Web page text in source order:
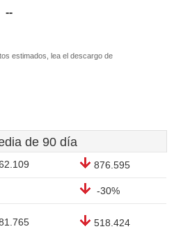
--
estimados, lea el descargo de
de 90 día
876.595
-30%
518.424